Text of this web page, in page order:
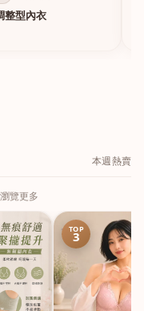
整型內衣
本週熱賣
覽更多
TOP
3